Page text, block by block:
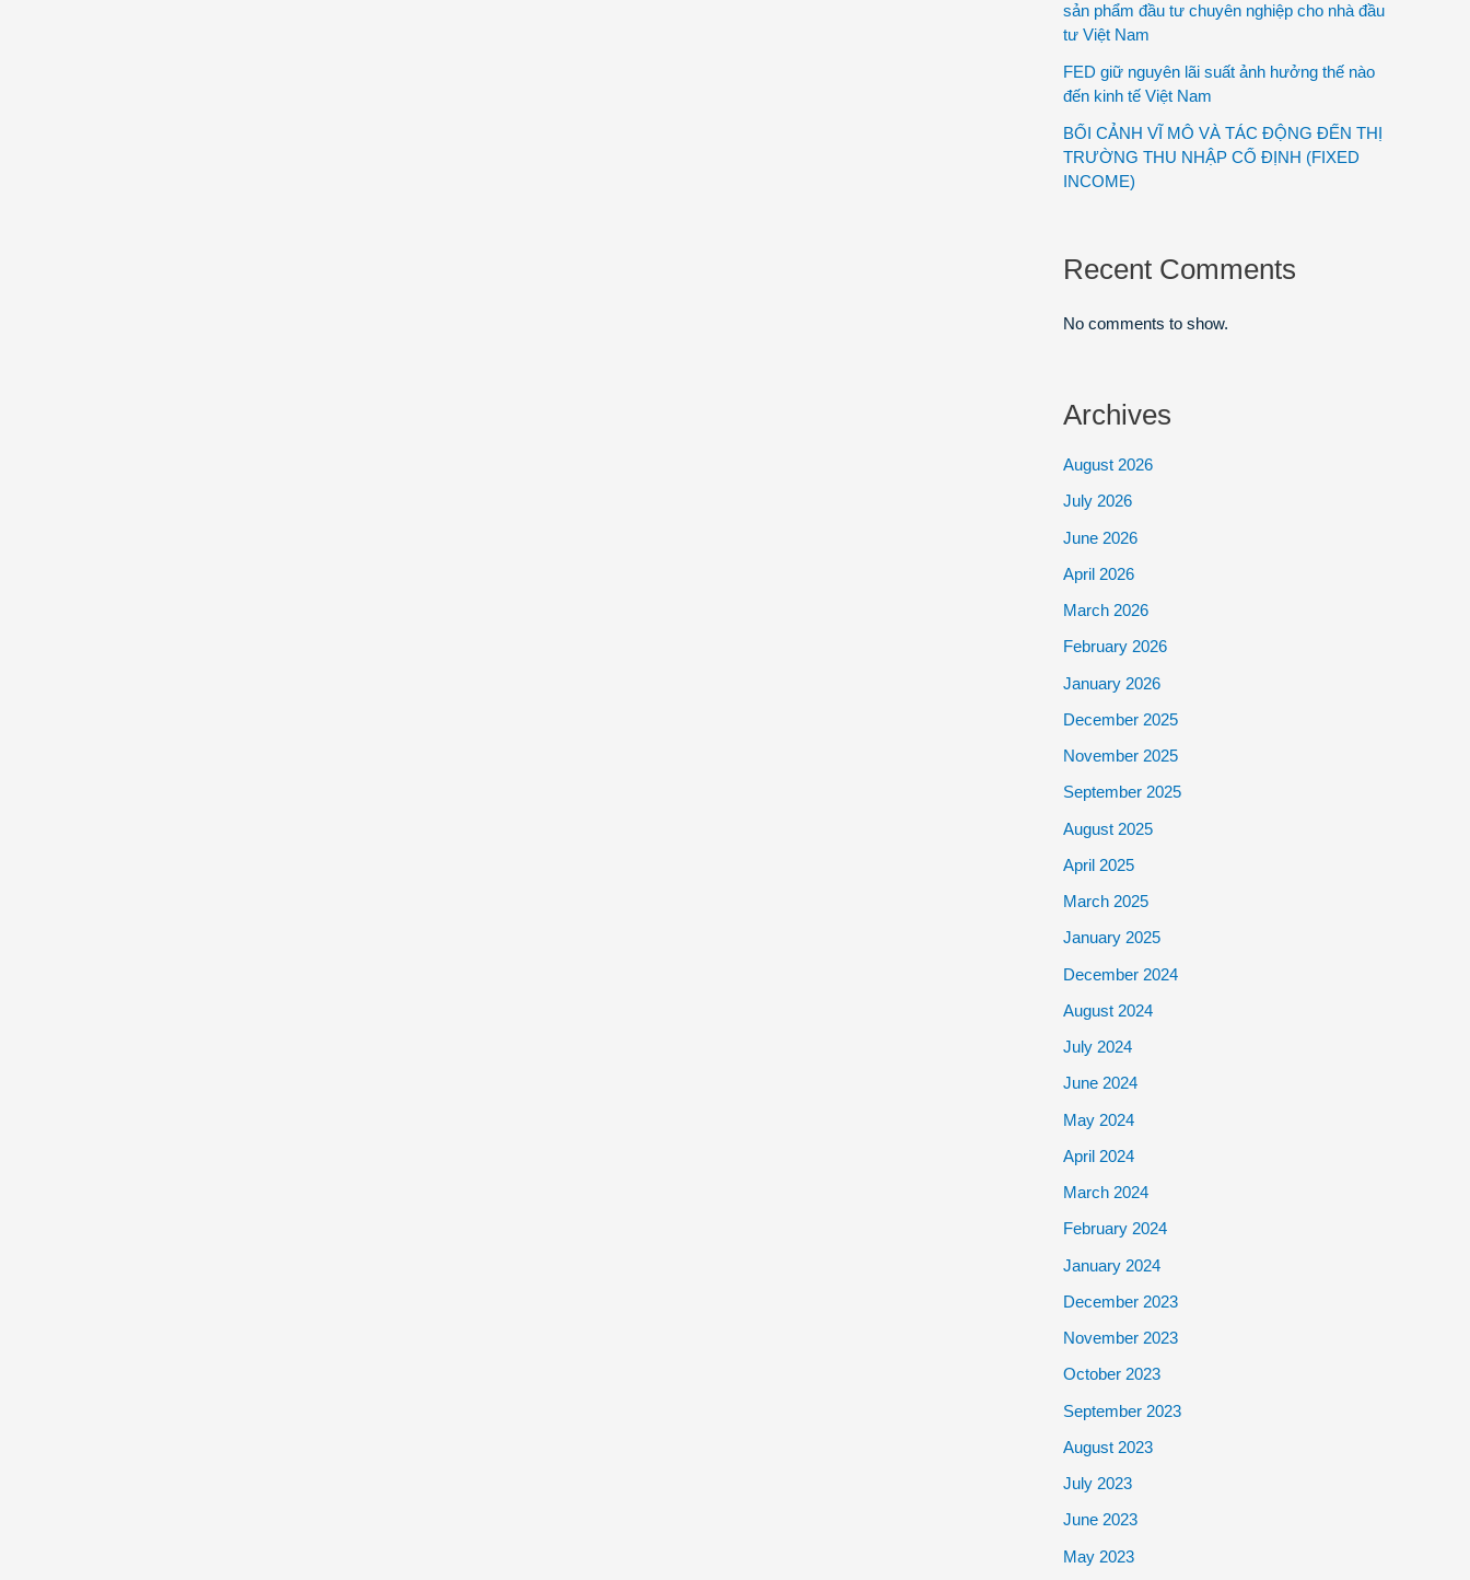
sản phẩm đầu tư chuyên nghiệp cho nhà đầu
tư Việt Nam
FED giữ nguyên lãi suất ảnh hưởng thế nào
đến kinh tế Việt Nam
BỐI CẢNH VĨ MÔ VÀ TÁC ĐỘNG ĐẾN THỊ
TRƯỜNG THU NHẬP CỐ ĐỊNH (FIXED
INCOME)
Recent Comments
No comments to show.
Archives
August 2026
July 2026
June 2026
April 2026
March 2026
February 2026
January 2026
December 2025
November 2025
September 2025
August 2025
April 2025
March 2025
January 2025
December 2024
August 2024
July 2024
June 2024
May 2024
April 2024
March 2024
February 2024
January 2024
December 2023
November 2023
October 2023
September 2023
August 2023
July 2023
June 2023
May 2023